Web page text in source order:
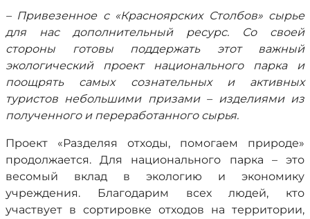
– Привезенное с «Красноярских Столбов» сырье
для нас дополнительный ресурс. Со своей
стороны готовы поддержать этот важный
экологический проект национального парка и
поощрять самых сознательных и активных
туристов небольшими призами – изделиями из
полученного и переработанного сырья.
Проект «Разделяя отходы, помогаем природе»
продолжается. Для национального парка – это
весомый вклад в экологию и экономику
учреждения. Благодарим всех людей, кто
участвует в сортировке отходов на территории,